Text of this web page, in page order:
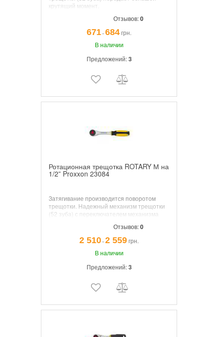
крутящий момент.
Отзывов:0
671¯684грн.
В наличии
Предложений:3
Ротационная трещотка ROTARY М на
1/2” Proxxon 23084
Затягивание производится поворотом
трещотки. Надежный механизм трещотки
(52 зуба) с переключателем механизма
кнопкой быстрого извлечения насадки.
Отзывов:0
2 510¯2 559грн.
В наличии
Предложений:3